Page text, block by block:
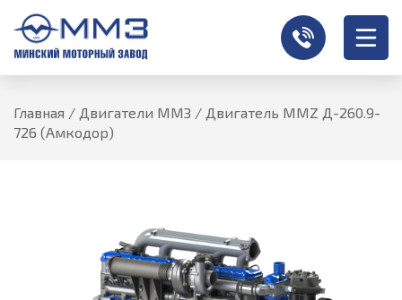
Главная / Двигатели ММЗ / Двигатель MMZ Д-260.9-
726 (Амкодор)